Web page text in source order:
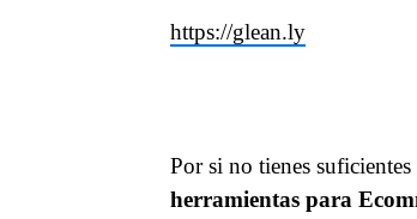
https://glean.ly
Por si no tienes
herramientas para